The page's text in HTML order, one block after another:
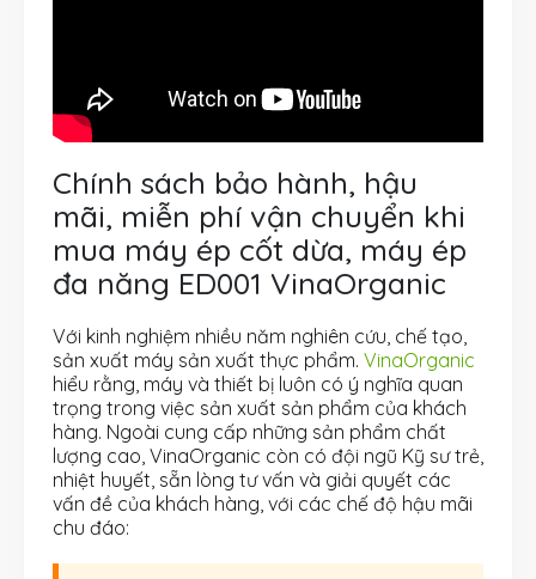
Chính sách bảo hành, hậu
mãi, miễn phí vận chuyển khi
mua máy ép cốt dừa, máy ép
đa năng ED001 VinaOrganic
Với kinh nghiệm nhiều năm nghiên cứu, chế tạo,
sản xuất máy sản xuất thực phẩm. VinaOrganic
hiểu rằng, máy và thiết bị luôn có ý nghĩa quan
trọng trong việc sản xuất sản phẩm của khách
hàng. Ngoài cung cấp những sản phẩm chất
lượng cao, VinaOrganic còn có đội ngũ Kỹ sư trẻ,
nhiệt huyết, sẵn lòng tư vấn và giải quyết các
vấn đề của khách hàng, với các chế độ hậu mãi
chu đáo: